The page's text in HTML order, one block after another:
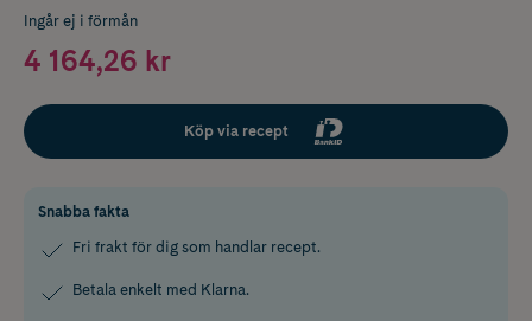
Ingår ej i förmån
4 164,26 kr
Köp via recept
Snabba fakta
Fri frakt för dig som handlar recept.
Betala enkelt med Klarna.